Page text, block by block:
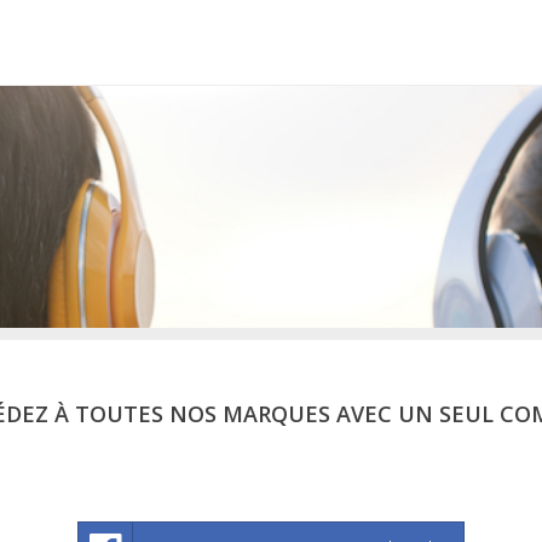
À TOUTES NOS MARQUES AVEC UN SEUL